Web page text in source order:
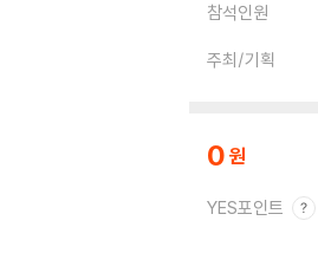
참석인원
주최/기획
0
YES포인트